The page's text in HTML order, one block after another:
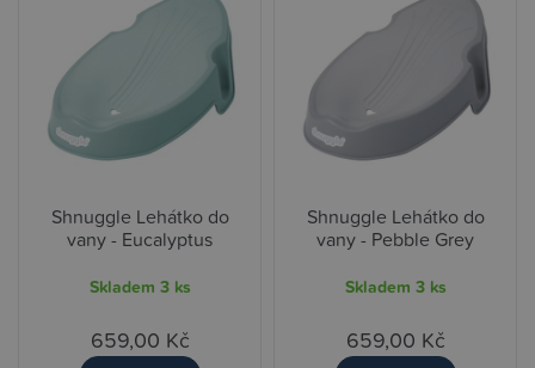
Shnuggle Lehátko do
vany - Eucalyptus
Skladem 3 ks
659,00 Kč
Shnuggle Lehátko do
vany - Pebble Grey
Skladem 3 ks
659,00 Kč